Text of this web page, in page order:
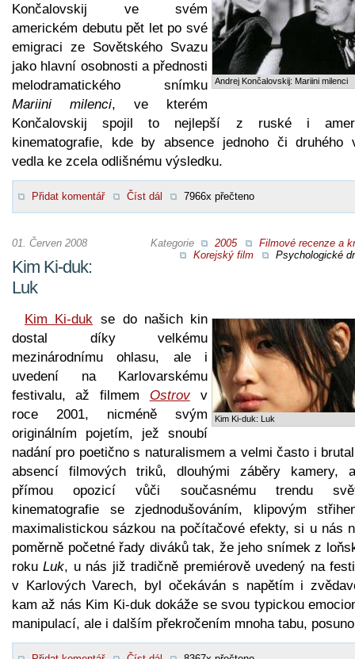
Andrej Končalovskij: Mariini milenci
Končalovskij ve svém
americkém debutu pět let po své
emigraci ze Sovětského Svazu
jako hlavní osobnosti a přednosti
melodramatického snímku
Mariini milenci, ve kterém
Končalovskij spojil to nejlepší z ruské i
kinematografie, kde by absence jednoho či druhého
vedla ke zcela odlišnému výsledku.
Přidat komentář Číst dál 7966x přečteno
Kategorie 2005
Filmové recenze a
Korejský film
Psychologické
01. Červen 2008
Kim Ki-duk:
Luk
Kim Ki-duk: Luk
Kim Ki-duk se do našich kin
dostal díky velkému
mezinárodnímu ohlasu, ale i
uvedení na Karlovarskému
festivalu, až filmem
Ostrov v
roce 2001, nicméně svým
originálním pojetím, jež snoubí
nadání pro poetično s naturalismem a velmi často i
absencí filmových triků, dlouhými záběry kamery,
přímou opozicí vůči současnému trendu
kinematografie se zjednodušováním, klipovým
maximalistickou sázkou na počítačové efekty, si u nás
poměrně početné řady diváků tak, že jeho snímek z
rokuLuk, u nás již tradičně premiérově uvedený na
v Karlových Varech, byl očekáván s napětím i
kam až nás Kim Ki-duk dokáže se svou typickou
manipulací, ale i dalším překročením mnoha tabu,